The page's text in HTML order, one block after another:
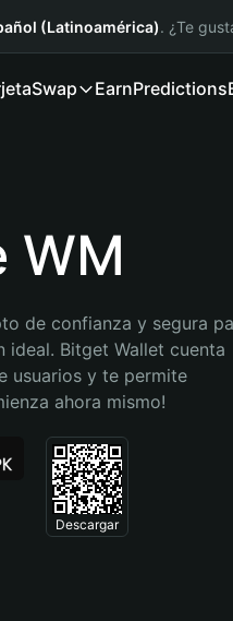
(Latinoamérica). ¿Te
Swap EarnPredictions
WM
de confianza y segura
ideal. Bitget Wallet cuenta
usuarios y te permite
ahora mismo!
Descargar